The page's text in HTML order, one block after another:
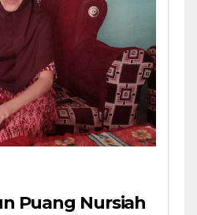
Puang Nursiah